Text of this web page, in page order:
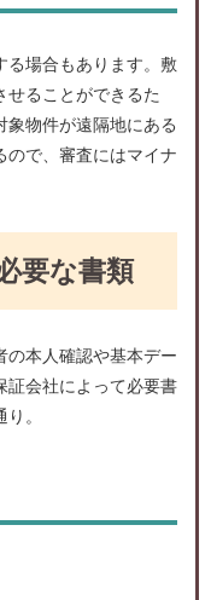
る場合もあります。敷
せることができるた
象物件が遠隔地にある
ので、審査にはマイナ
要な書類
の本人確認や基本デー
証会社によって必要書
。